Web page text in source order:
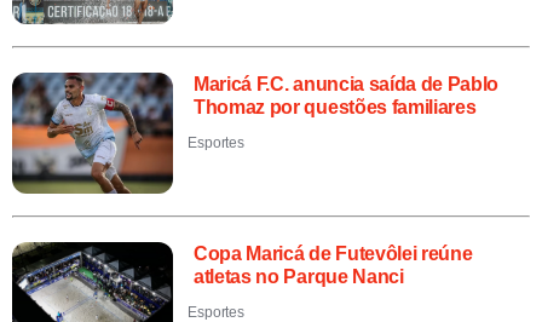
Maricá F.C. anuncia saída de Pablo
Thomaz por questões familiares
Esportes
Copa Maricá de Futevôlei reúne
atletas no Parque Nanci
Esportes